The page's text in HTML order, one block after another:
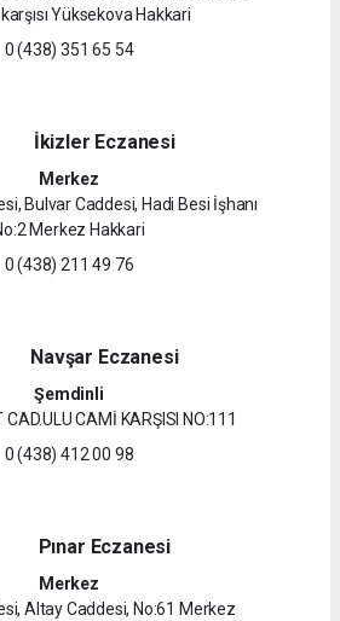
karşısı Yüksekova Hakkari
0 (438) 351 65 54
İkizler Eczanesi
Merkez
Bulvar Caddesi, Hadi Besi İşhanı
Merkez Hakkari
0 (438) 211 49 76
Navşar Eczanesi
Şemdinli
CAD.ULU CAMİ KARŞISI NO:111
0 (438) 412 00 98
Pınar Eczanesi
Merkez
Altay Caddesi, No:61 Merkez